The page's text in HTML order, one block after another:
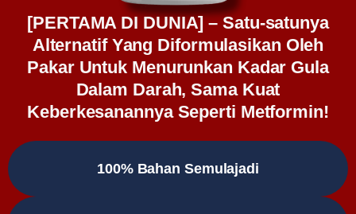
[PERTAMA DI DUNIA] – Satu-satunya
Alternatif Yang Diformulasikan Oleh
Pakar Untuk Menurunkan Kadar Gula
Dalam Darah, Sama Kuat
Keberkesanannya Seperti Metformin!
100% Bahan Semulajadi